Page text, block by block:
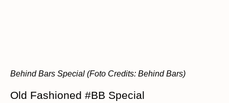
Behind Bars Special (Foto Credits: Behind Bars)
Old Fashioned #BB Special